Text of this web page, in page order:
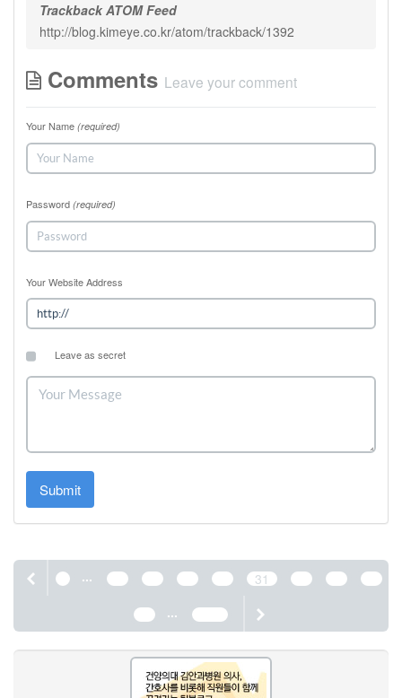
Trackback ATOM Feed
http://blog.kimeye.co.kr/atom/trackback/1392
Comments Leave your comment
Your Name (required)
Password (required)
Your Website Address
Leave as secret
Submit
1 ... 27 28 29 30 31 32 33
34
35
... 1190